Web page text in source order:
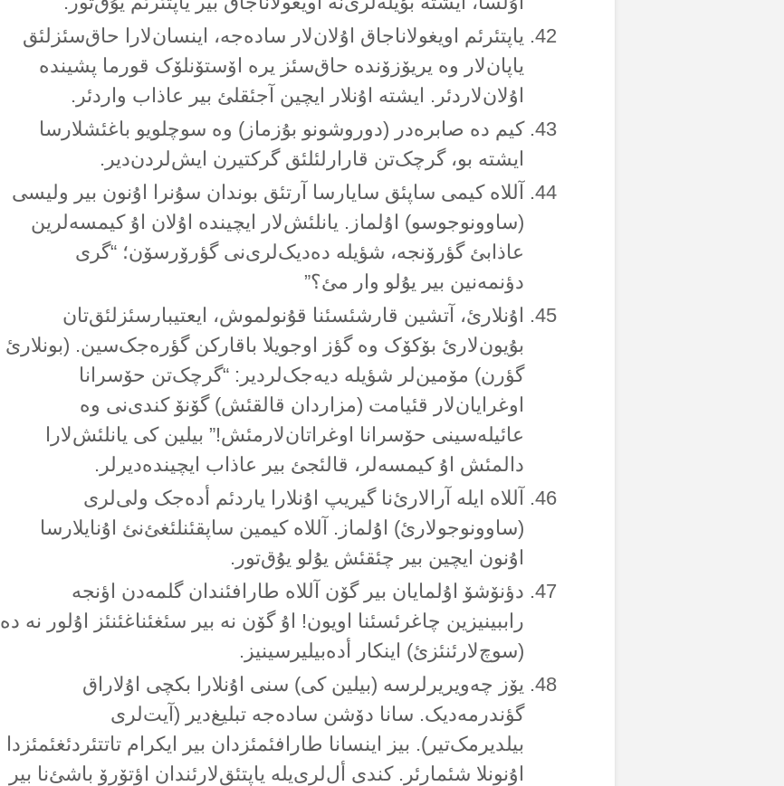
یاپتئرئم اویغولاناجاق اۇلان‌لار سادەجە، اینسان‌لارا حاق‌سئزلئق
یاپان‌لار وە یریۆزۆندە حاق‌سئز یرە اۆستۆنلۆک قورما پشیندە
اۇلان‌لاردئر. ایشتە اۇنلار ایچین آجئقلئ بیر عاذاب واردئر.
کیم دە صابرەدر (دوروشونو بۇزماز) وە سوچلویو باغئشلارسا
ایشتە بو، گرچک‌تن قارارلئلئق گرکتیرن ایش‌لردن‌دیر.
آللاە کیمی ساپئق سایارسا آرتئق بوندان سۇنرا اۇنون بیر ولیسی
(ساوونوجوسو) اۇلماز. یانلئش‌لار ایچیندە اۇلان اۇ کیمسەلرین
عاذابئ گؤرۆنجە، شؤیلە دەدیک‌لری‌نی گؤرۆرسۆن؛ “گری
دؤنمەنین بیر یۇلو وار مئ؟”
اۇنلارئ، آتشین قارشئسئنا قۇنولموش، ایعتیبارسئزلئق‌تان
بۇیون‌لارئ بۆکۆک وە گؤز اوجویلا باقارکن گؤرەجک‌سین. (بونلارئ
گؤرن) مۆمین‌لر شؤیلە دیەجک‌لردیر: “گرچک‌تن حۆسرانا
اوغرایان‌لار قئیامت (مزاردان قالقئش) گۆنۆ کندی‌نی وە
عائیلەسینی حۆسرانا اوغراتان‌لارمئش!” بیلین کی یانلئش‌لارا
دالمئش اۇ کیمسەلر، قالئجئ بیر عاذاب ایچیندەدیرلر.
آللاە ایلە آرالارئ‌نا گیریپ اۇنلارا یاردئم أدەجک ولی‌لری
(ساوونوجولارئ) اۇلماز. آللاە کیمین ساپقئنلئغئ‌نئ اۇنایلارسا
اۇنون ایچین بیر چئقئش یۇلو یۇق‌تور.
دؤنۆشۆ اۇلمایان بیر گۆن آللاە طارافئندان گلمەدن اؤنجە
راببینیزین چاغرئسئنا اویون! اۇ گۆن نە بیر سئغئناغئنئز اۇلور نە دە
(سوچ‌لارئنئزئ) اینکار أدەبیلیرسینیز.
یۆز چەویریرلرسە (بیلین کی) سنی اۇنلارا بکچی اۇلاراق
گؤندرمەدیک. سانا دۆشن سادەجە تبلیغ‌دیر (آیت‌لری
بیلدیرمک‌تیر). بیز اینسانا طارافئمئزدان بیر ایکرام تاتتئردئغئمئزدا
اۇنونلا شئمارئر. کندی أل‌لری‌یلە یاپتئق‌لارئندان اؤتۆرۆ باشئ‌نا بیر